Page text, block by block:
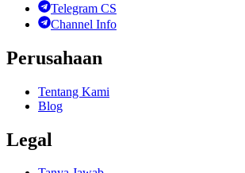
Telegram CS
Channel Info
Perusahaan
Tentang Kami
Blog
Legal